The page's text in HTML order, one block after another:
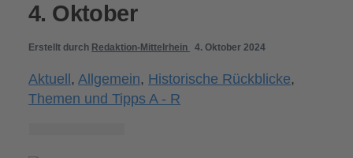
4. Oktober
Erstellt durch Redaktion-Mittelrhein 4. Oktober 2024
Aktuell,Allgemein, Historische Rückblicke,
Themen und Tipps A - R